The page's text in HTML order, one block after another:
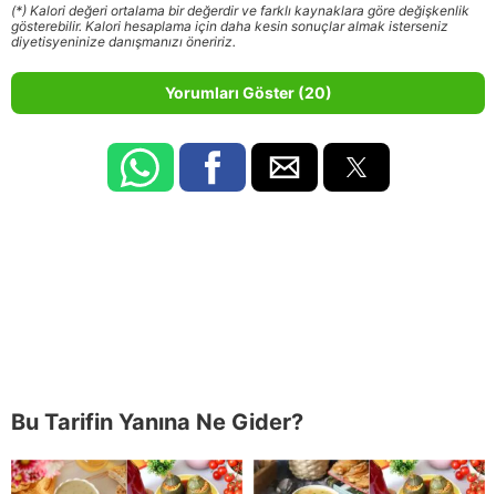
(*) Kalori değeri ortalama bir değerdir ve farklı kaynaklara göre değişkenlik
gösterebilir. Kalori hesaplama için daha kesin sonuçlar almak isterseniz
diyetisyeninize danışmanızı öneririz.
Yorumları Göster (20)
Bu Tarifin Yanına Ne Gider?